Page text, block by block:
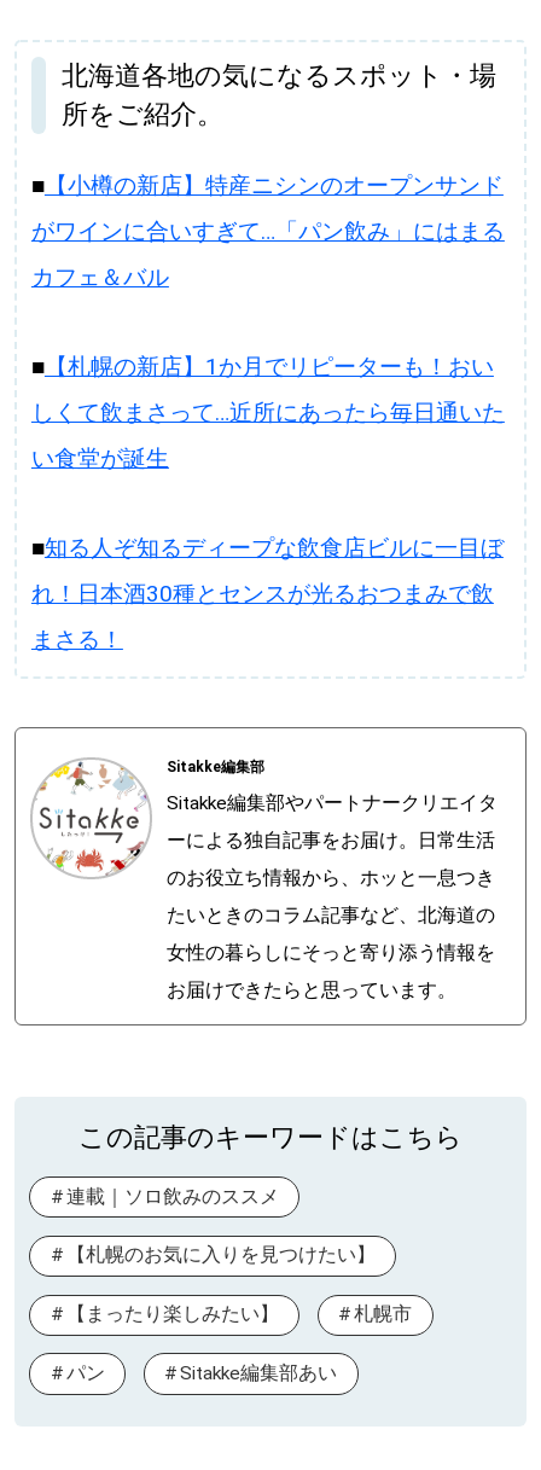
北海道各地の気になるスポット・場
所をご紹介。
■【小樽の新店】特産ニシンのオープンサンド
がワインに合いすぎて…「パン飲み」にはまる
カフェ＆バル
■【札幌の新店】1か月でリピーターも！おい
しくて飲まさって…近所にあったら毎日通いた
い食堂が誕生
■知る人ぞ知るディープな飲食店ビルに一目ぼ
れ！日本酒30種とセンスが光るおつまみで飲
まさる！
Sitakke編集部
Sitakke編集部やパートナークリエイタ
ーによる独自記事をお届け。日常生活
のお役立ち情報から、ホッと一息つき
たいときのコラム記事など、北海道の
女性の暮らしにそっと寄り添う情報を
お届けできたらと思っています。
この記事のキーワードはこちら
連載｜ソロ飲みのススメ
【札幌のお気に入りを見つけたい】
【まったり楽しみたい】 札幌市
パン Sitakke編集部あい